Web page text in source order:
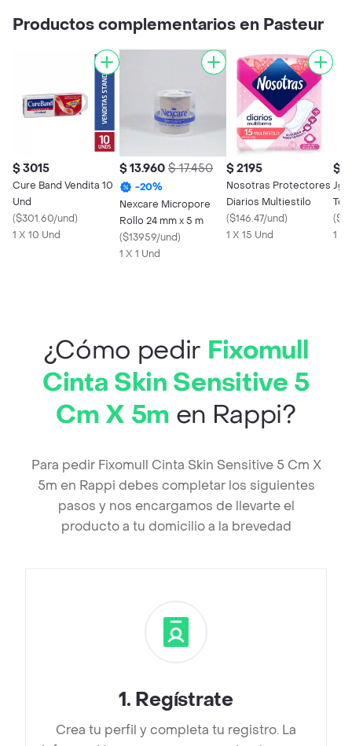
Productos complementarios en Pasteur
$ 3015
Cure Band Vendita 10
Und
($301.60/und)
1 X 10 Und
$ 13.960 $ 17.450
-20%
Nexcare Micropore
Rollo 24 mm x 5 m
($13959/und)
1 X 1 Und
$ 2195
Nosotras Protectores
Diarios Multiestilo
($146.47/und)
1 X 15 Und
$
(
1 X
¿Cómo pedir Fixomull
Cinta Skin Sensitive 5
Cm X 5m en Rappi?
Para pedir Fixomull Cinta Skin Sensitive 5 Cm X
5m en Rappi debes completar los siguientes
pasos y nos encargamos de llevarte el
producto a tu domicilio a la brevedad
1. Regístrate
Crea tu perfil y completa tu registro. La